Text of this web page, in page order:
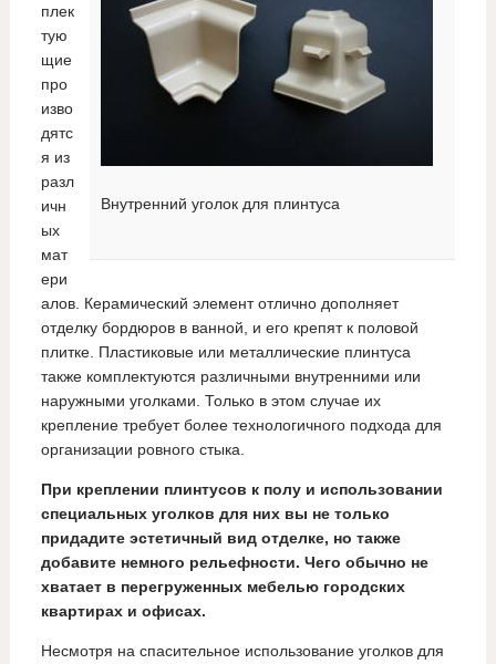
Внутренний уголок для плинтуса
плек
тую
щие
про
изво
дятс
я из
разл
ичн
ых
мат
ери
алов. Керамический элемент отлично дополняет
отделку бордюров в ванной, и его крепят к половой
плитке. Пластиковые или металлические плинтуса
также комплектуются различными внутренними или
наружными уголками. Только в этом случае их
крепление требует более технологичного подхода для
организации ровного стыка.
При креплении плинтусов к полу и использовании
специальных уголков для них вы не только
придадите эстетичный вид отделке, но также
добавите немного рельефности. Чего обычно не
хватает в перегруженных мебелью городских
квартирах и офисах.
Несмотря на спасительное использование уголков для